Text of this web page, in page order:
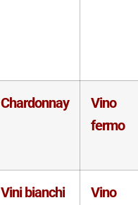
Chardonnay
Vino
fermo
Vini bianchi
Vino